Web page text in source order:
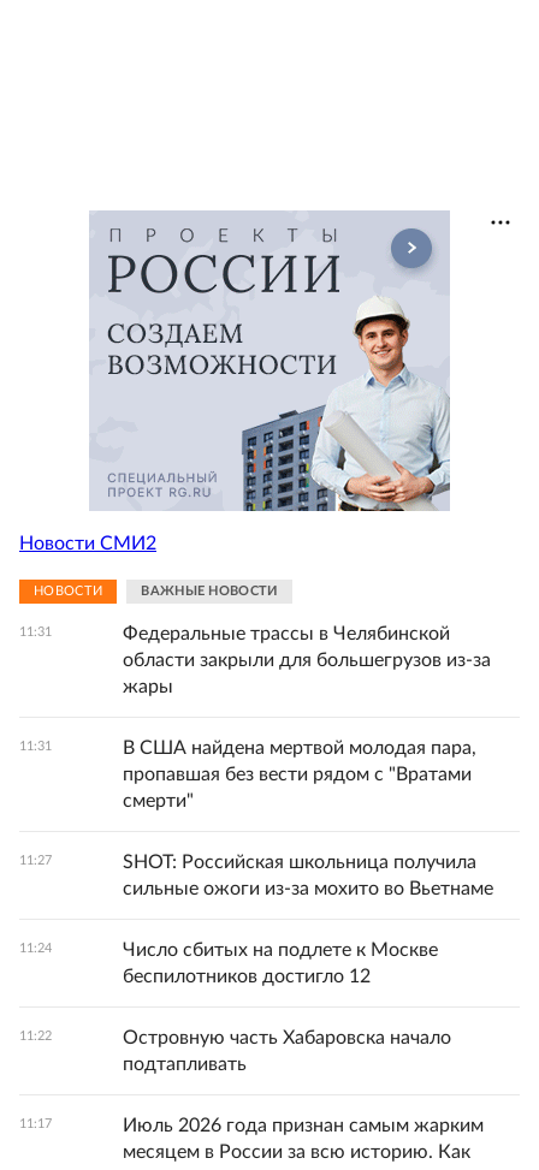
Новости СМИ2
НОВОСТИ ВАЖНЫЕ НОВОСТИ
11:31
Федеральные трассы в Челябинской
области закрыли для большегрузов из-за
жары
11:31
В США найдена мертвой молодая пара,
пропавшая без вести рядом с "Вратами
смерти"
11:27
SHOT: Российская школьница получила
сильные ожоги из-за мохито во Вьетнаме
11:24
Число сбитых на подлете к Москве
беспилотников достигло 12
11:22
Островную часть Хабаровска начало
подтапливать
11:17
Июль 2026 года признан самым жарким
месяцем в России за всю историю. Как